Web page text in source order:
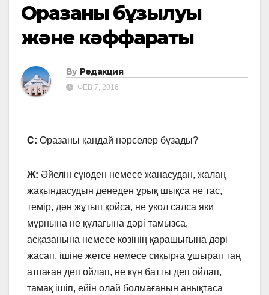
Оразаның бұзылуы
және кәффараты
By Редакция
ФЕВ 7, 2016
С: Оразаны қандай нәрселер бұзады?
Ж: Әйелін сүюден немесе жанасудан, жалаң
жақындасудын денеден ұрық шықса не тас,
темір, дән жұтып қойса, не укол салса яки
мұрнына не құлағына дәрі тамызса,
асқазанына немесе көзінің қарашығына дәрі
жасап, ішіне жетсе немесе сиқырға ұшырап таң
атпаған деп ойлап, не күн батты деп ойлап,
тамақ ішіп, ейін олай болмағанын анықтаса